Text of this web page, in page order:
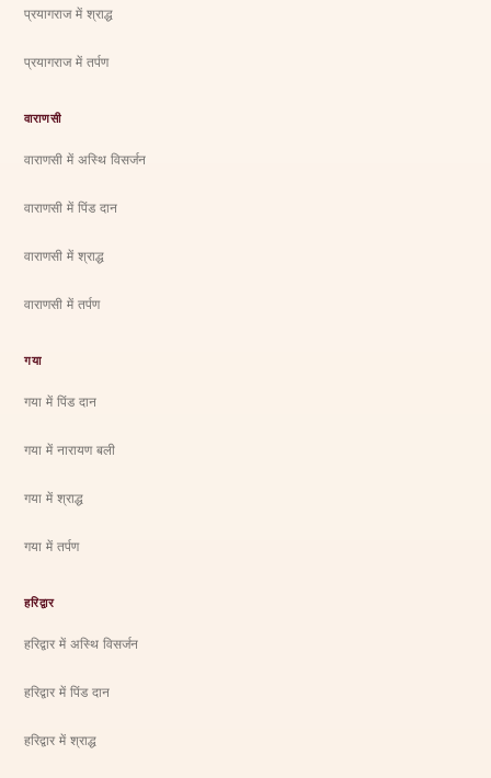
प्रयागराज में श्राद्ध
प्रयागराज में तर्पण
वाराणसी
वाराणसी में अस्थि विसर्जन
वाराणसी में पिंड दान
वाराणसी में श्राद्ध
वाराणसी में तर्पण
गया
गया में पिंड दान
गया में नारायण बली
गया में श्राद्ध
गया में तर्पण
हरिद्वार
हरिद्वार में अस्थि विसर्जन
हरिद्वार में पिंड दान
हरिद्वार में श्राद्ध